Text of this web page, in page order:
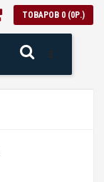
ТОВАРОВ 0 (0Р.)